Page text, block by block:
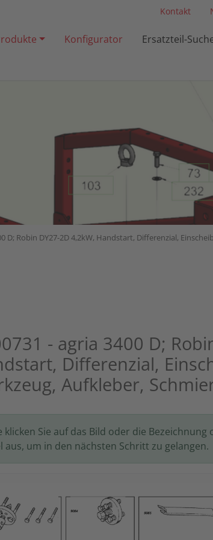
Kontakt
Konfigurator Ersatzteil-
D; Robin DY27-2D 4,2kW, Handstart, Differenzial,
- agria 3400 D;
Differenzial,
Aufkleber,
klicken Sie auf das Bild oder die Bezeichnung
aus, um in den nächsten Schritt zu gelangen.